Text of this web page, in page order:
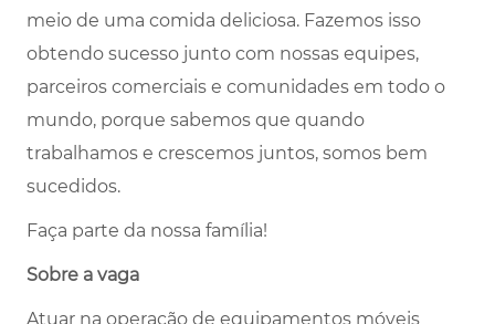
meio de uma comida deliciosa. Fazemos isso
obtendo sucesso junto com nossas equipes,
parceiros comerciais e comunidades em todo o
mundo, porque sabemos que quando
trabalhamos e crescemos juntos, somos bem
sucedidos.
Faça parte da nossa família!
Sobre a vaga
Atuar na operação de equipamentos móveis